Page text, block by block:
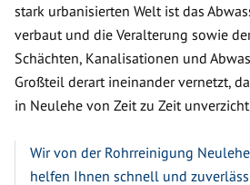
stark urbanisierten Welt ist das
verbaut und die Veralterung sowie
Schächten, Kanalisationen und
Großteil derart ineinander vernetzt,
in Neulehe von Zeit zu Zeit
Wir von der Rohrreinigung
helfen Ihnen schnell und